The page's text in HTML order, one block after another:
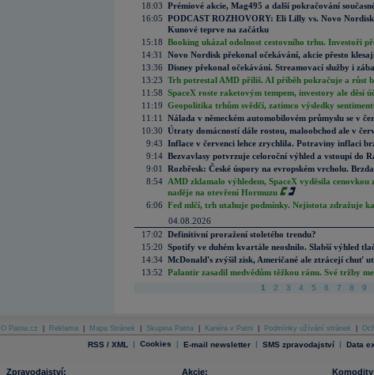
18:03 Prémiové akcie, Mag495 a další pokračování
16:05 PODCAST ROZHOVORY: Eli Lilly vs. Novo
Kunové teprve na začátku
15:18 Booking ukázal odolnost cestovního trhu. Investoři
14:31
Novo Nordisk překonal očekávání, akcie přesto
13:36 Disney překonal očekávání. Streamovací služby i
13:23 Trh potrestal AMD příliš. AI příběh pokračuje a růst
11:58 SpaceX roste raketovým tempem, investory ale děsí
11:19 Geopolitika trhům svědčí, zatímco výsledky
11:11
Nálada v německém automobilovém průmyslu se v
10:30 Útraty domácností dále rostou, maloobchod ale v
9:43 Inflace v červenci lehce zrychlila. Potraviny inflaci
9:14 Bezvavlasy potvrzuje celoroční výhled a vstoupí do
9:01
Rozbřesk: České úspory na evropském vrcholu.
8:54
AMD zklamalo výhledem, SpaceX vyděsila
naděje na otevření Hormuzu
6:06 Fed mlčí, trh utahuje podmínky. Nejistota zdražuje
04.08.2026
17:02 Definitivní proražení stoletého trendu?
15:20 Spotify ve duhém kvartále neoslnilo. Slabší výhled
14:34 McDonald's zvýšil zisk, Američané ale ztrácejí chuť
13:52 Palantir zasadil medvědům těžkou ránu. Své tržby
1 2 3 4 5 6 7 8 9
O Patria.cz Reklama Mapa Stránek Skupina Patria Kariéra v Patrii Podmínky užívání stránek
RSS / XML | Cookies | E-mail newsletter | SMS zpravodajství | Data
Zpravodajství: Akcie: